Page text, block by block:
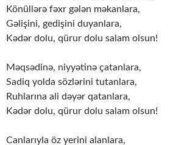
Könüllərə fəxr gələn məkanlara,
Gəlişini, gedişini duyanlara,
Kədər dolu, qürur dolu salam olsun!
Məqsədinə, niyyətinə çatanlara,
Sadiq yolda sözlərini tutanlara,
Ruhlarına ali dəyər qatanlara,
Kədər dolu, qürur dolu salam olsun!
Canlarıyla öz yerini alanlara,